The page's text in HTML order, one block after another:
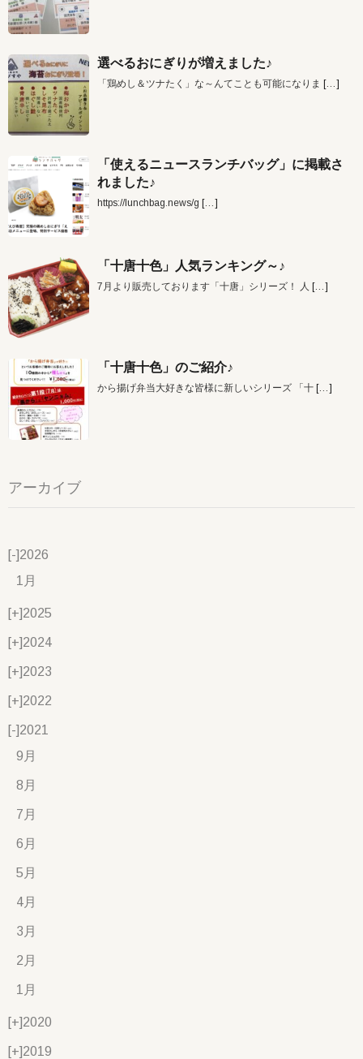
選べるおにぎりが増えました♪
「鶏めし＆ツナたく」な～んてことも可能になりま […]
「使えるニュースランチバッグ」に掲載さ
れました♪
https://lunchbag.news/g […]
「十唐十色」人気ランキング～♪
7月より販売しております「十唐」シリーズ！ 人 […]
「十唐十色」のご紹介♪
から揚げ弁当大好きな皆様に新しいシリーズ 「十 […]
アーカイブ
[-]2026
1月
[+]2025
[+]2024
[+]2023
[+]2022
[-]2021
9月
8月
7月
6月
5月
4月
3月
2月
1月
[+]2020
[+]2019